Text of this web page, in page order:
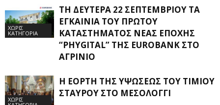
ΧΩΡΊΣ
ΚΑΤΗΓΟΡΊΑ
ΤΗ ΔΕΥΤΈΡΑ 22 ΣΕΠΤΕΜΒΡΊΟΥ ΤΑ
ΕΓΚΑΊΝΙΑ ΤΟΥ ΠΡΏΤΟΥ
ΚΑΤΑΣΤΉΜΑΤΟΣ ΝΈΑΣ ΕΠΟΧΉΣ
“PHYGITAL” ΤΗΣ EUROBANK ΣΤΟ
ΑΓΡΊΝΙΟ
ΧΩΡΊΣ
Η ΕΟΡΤΉ ΤΗΣ ΥΨΏΣΕΩΣ ΤΟΥ ΤΙΜΊΟΥ
ΣΤΑΥΡΟΎ ΣΤΟ ΜΕΣΟΛΌΓΓΙ